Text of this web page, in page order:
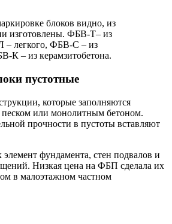
блоков видно, из
изготовлены. ФБВ-Т– из
– легкого, ФБВ-С – из
К – из керамзитобетона.
пустотные
которые заполняются
или монолитным бетоном.
прочности в пустоты вставляют
фундамента, стен подвалов и
Низкая цена на ФБП сделала их
в малоэтажном частном